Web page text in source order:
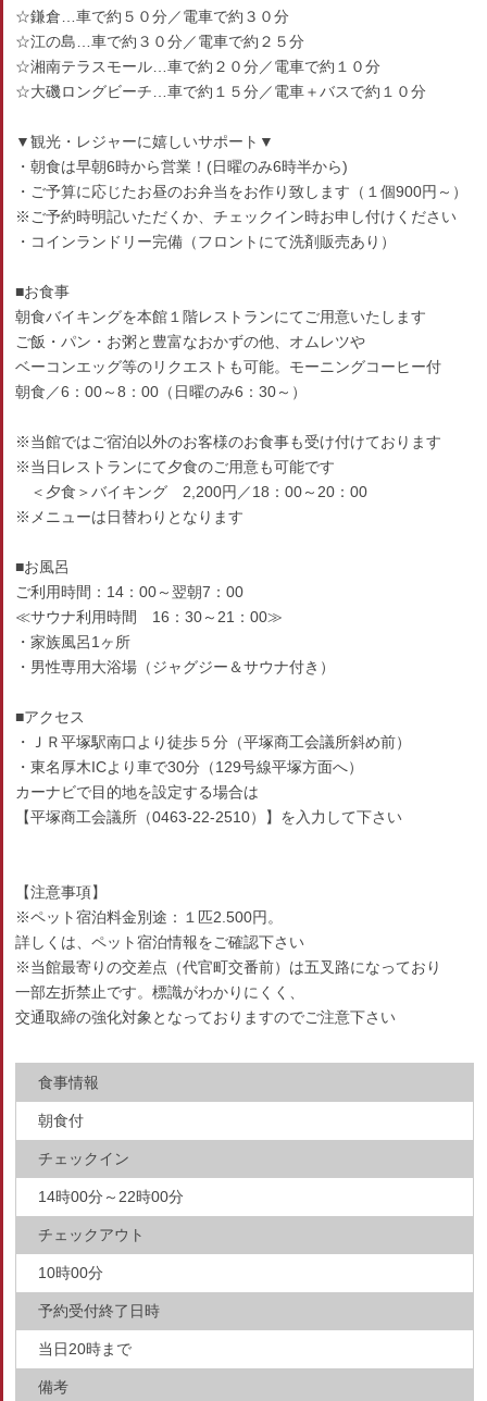
☆鎌倉…車で約５０分／電車で約３０分
☆江の島…車で約３０分／電車で約２５分
☆湘南テラスモール…車で約２０分／電車で約１０分
☆大磯ロングビーチ…車で約１５分／電車＋バスで約１０分
▼観光・レジャーに嬉しいサポート▼
・朝食は早朝6時から営業！(日曜のみ6時半から)
・ご予算に応じたお昼のお弁当をお作り致します（１個900円～）
※ご予約時明記いただくか、チェックイン時お申し付けください
・コインランドリー完備（フロントにて洗剤販売あり）
■お食事
朝食バイキングを本館１階レストランにてご用意いたします
ご飯・パン・お粥と豊富なおかずの他、オムレツや
ベーコンエッグ等のリクエストも可能。モーニングコーヒー付
朝食／6：00～8：00（日曜のみ6：30～）
※当館ではご宿泊以外のお客様のお食事も受け付けております
※当日レストランにて夕食のご用意も可能です
＜夕食＞バイキング 2,200円／18：00～20：00
※メニューは日替わりとなります
■お風呂
ご利用時間：14：00～翌朝7：00
≪サウナ利用時間 16：30～21：00≫
・家族風呂1ヶ所
・男性専用大浴場（ジャグジー＆サウナ付き）
■アクセス
・ＪＲ平塚駅南口より徒歩５分（平塚商工会議所斜め前）
・東名厚木ICより車で30分（129号線平塚方面へ）
カーナビで目的地を設定する場合は
【平塚商工会議所（0463-22-2510）】を入力して下さい
【注意事項】
※ペット宿泊料金別途：１匹2.500円。
詳しくは、ペット宿泊情報をご確認下さい
※当館最寄りの交差点（代官町交番前）は五叉路になっており
一部左折禁止です。標識がわかりにくく、
交通取締の強化対象となっておりますのでご注意下さい
食事情報
朝食付
チェックイン
14時00分～22時00分
チェックアウト
10時00分
予約受付終了日時
当日20時まで
備考